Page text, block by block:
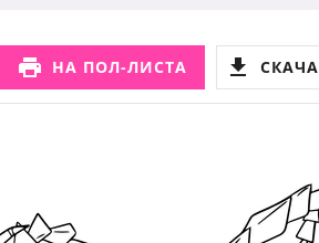
НА ПОЛ-ЛИСТА